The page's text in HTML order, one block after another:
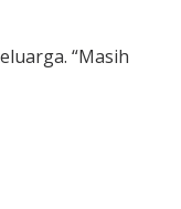
“Masih